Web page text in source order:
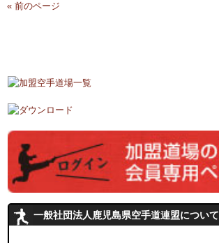
« 前のページ
一般社団法人鹿児島県空手道連盟について